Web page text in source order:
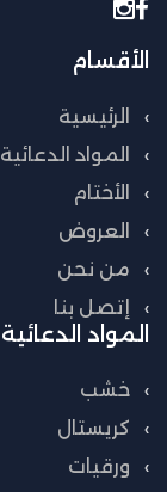
الأقسام
الرئيسية
المواد الدعائية
الأختام
العروض
من نحن
إتصل بنا
المواد الدعائية
خشب
كريستال
ورقيات